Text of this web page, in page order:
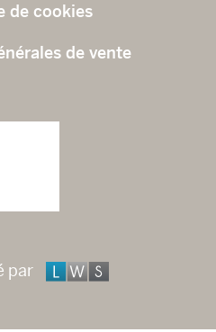
de cookies
de vente
par